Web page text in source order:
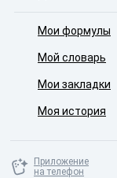
Мои формулы
Мой словарь
Мои закладки
Моя история
Приложение
на телефон